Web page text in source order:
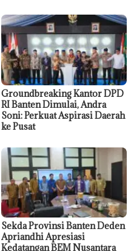
Groundbreaking Kantor DPD
RI Banten Dimulai, Andra
Soni: Perkuat Aspirasi Daerah
ke Pusat
Sekda Provinsi Banten Deden
Apriandhi Apresiasi
Kedatangan BEM Nusantara